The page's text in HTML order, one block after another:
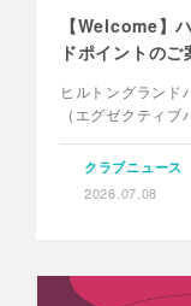
【Welcome】
ドポイントのご
ヒルトングランド
（エグゼクティブ
クラブニュース
2026.07.08